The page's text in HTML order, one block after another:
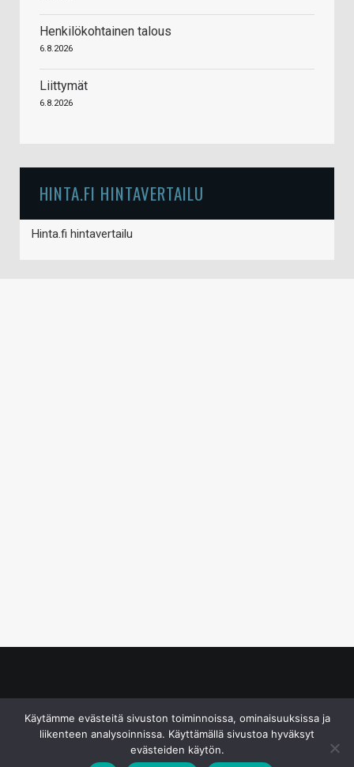
Henkilökohtainen talous
6.8.2026
Liittymät
6.8.2026
HINTA.FI HINTAVERTAILU
Hinta.fi hintavertailu
Käytämme evästeitä sivuston toiminnoissa, ominaisuuksissa ja
liikenteen analysoinnissa. Käyttämällä sivustoa hyväksyt
evästeiden käytön.